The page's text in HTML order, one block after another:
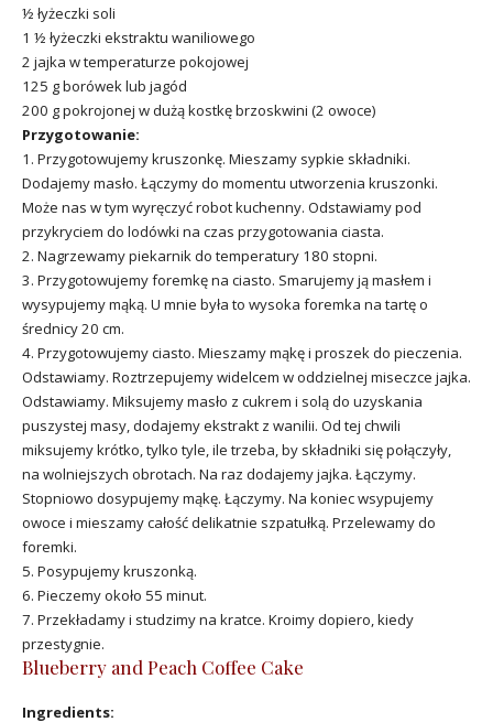
½ łyżeczki soli
1 ½ łyżeczki ekstraktu waniliowego
2 jajka w temperaturze pokojowej
125 g borówek lub jagód
200 g pokrojonej w dużą kostkę brzoskwini (2 owoce)
Przygotowanie:
1. Przygotowujemy kruszonkę. Mieszamy sypkie składniki.
Dodajemy masło. Łączymy do momentu utworzenia kruszonki.
Może nas w tym wyręczyć robot kuchenny. Odstawiamy pod
przykryciem do lodówki na czas przygotowania ciasta.
2. Nagrzewamy piekarnik do temperatury 180 stopni.
3. Przygotowujemy foremkę na ciasto. Smarujemy ją masłem i
wysypujemy mąką. U mnie była to wysoka foremka na tartę o
średnicy 20 cm.
4. Przygotowujemy ciasto. Mieszamy mąkę i proszek do pieczenia.
Odstawiamy. Roztrzepujemy widelcem w oddzielnej miseczce jajka.
Odstawiamy. Miksujemy masło z cukrem i solą do uzyskania
puszystej masy, dodajemy ekstrakt z wanilii. Od tej chwili
miksujemy krótko, tylko tyle, ile trzeba, by składniki się połączyły,
na wolniejszych obrotach. Na raz dodajemy jajka. Łączymy.
Stopniowo dosypujemy mąkę. Łączymy. Na koniec wsypujemy
owoce i mieszamy całość delikatnie szpatułką. Przelewamy do
foremki.
5. Posypujemy kruszonką.
6. Pieczemy około 55 minut.
7. Przekładamy i studzimy na kratce. Kroimy dopiero, kiedy
przestygnie.
Blueberry and Peach Coffee Cake
Ingredients: